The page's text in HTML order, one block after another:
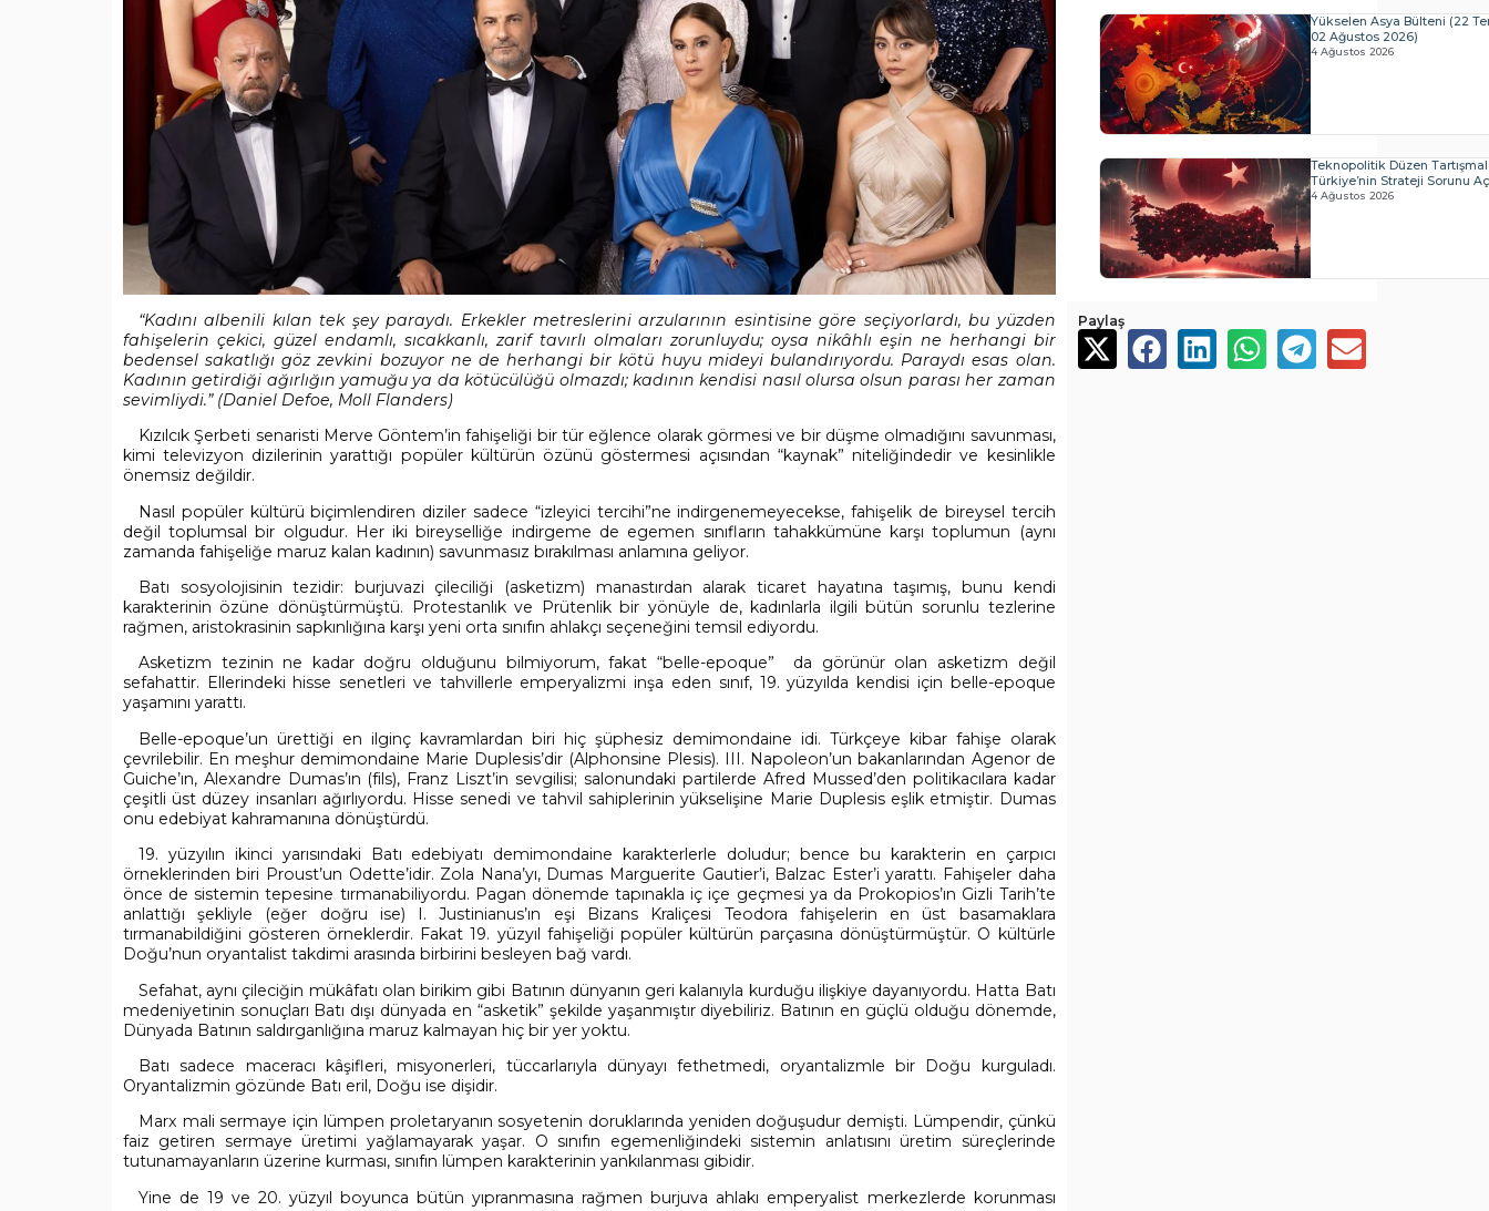
“Kadını albenili kılan tek şey paraydı. Erkekler metreslerini arzularının esintisine göre seçiyorlardı, bu yüzden
fahişelerin çekici, güzel endamlı, sıcakkanlı, zarif tavırlı olmaları zorunluydu; oysa nikâhlı eşin ne herhangi bir
bedensel sakatlığı göz zevkini bozuyor ne de herhangi bir kötü huyu mideyi bulandırıyordu. Paraydı esas olan.
Kadının getirdiği ağırlığın yamuğu ya da kötücülüğü olmazdı; kadının kendisi nasıl olursa olsun parası her zaman
sevimliydi.” (Daniel Defoe, Moll Flanders)
Kızılcık Şerbeti senaristi Merve Göntem’in fahişeliği bir tür eğlence olarak görmesi ve bir düşme olmadığını savunması,
kimi televizyon dizilerinin yarattığı popüler kültürün özünü göstermesi açısından “kaynak” niteliğindedir ve kesinlikle
önemsiz değildir.
Nasıl popüler kültürü biçimlendiren diziler sadece “izleyici tercihi”ne indirgenemeyecekse, fahişelik de bireysel tercih
değil toplumsal bir olgudur. Her iki bireyselliğe indirgeme de egemen sınıfların tahakkümüne karşı toplumun (aynı
zamanda fahişeliğe maruz kalan kadının) savunmasız bırakılması anlamına geliyor.
Batı sosyolojisinin tezidir: burjuvazi çileciliği (asketizm) manastırdan alarak ticaret hayatına taşımış, bunu kendi
karakterinin özüne dönüştürmüştü. Protestanlık ve Prütenlik bir yönüyle de, kadınlarla ilgili bütün sorunlu tezlerine
rağmen, aristokrasinin sapkınlığına karşı yeni orta sınıfın ahlakçı seçeneğini temsil ediyordu.
Asketizm tezinin ne kadar doğru olduğunu bilmiyorum, fakat “belle-epoque” da görünür olan asketizm değil
sefahattir. Ellerindeki hisse senetleri ve tahvillerle emperyalizmi inşa eden sınıf, 19. yüzyılda kendisi için belle-epoque
yaşamını yarattı.
Belle-epoque’un ürettiği en ilginç kavramlardan biri hiç şüphesiz demimondaine idi. Türkçeye kibar fahişe olarak
çevrilebilir. En meşhur demimondaine Marie Duplesis’dir (Alphonsine Plesis). III. Napoleon’un bakanlarından Agenor de
Guiche’ın, Alexandre Dumas’ın (fils), Franz Liszt’in sevgilisi; salonundaki partilerde Afred Mussed’den politikacılara kadar
çeşitli üst düzey insanları ağırlıyordu. Hisse senedi ve tahvil sahiplerinin yükselişine Marie Duplesis eşlik etmiştir. Dumas
onu edebiyat kahramanına dönüştürdü.
19. yüzyılın ikinci yarısındaki Batı edebiyatı demimondaine karakterlerle doludur; bence bu karakterin en çarpıcı
örneklerinden biri Proust’un Odette’idir. Zola Nana’yı, Dumas Marguerite Gautier’i, Balzac Ester’i yarattı. Fahişeler daha
önce de sistemin tepesine tırmanabiliyordu. Pagan dönemde tapınakla iç içe geçmesi ya da Prokopios’ın Gizli Tarih’te
anlattığı şekliyle (eğer doğru ise) I. Justinianus’ın eşi Bizans Kraliçesi Teodora fahişelerin en üst basamaklara
tırmanabildiğini gösteren örneklerdir. Fakat 19. yüzyıl fahişeliği popüler kültürün parçasına dönüştürmüştür. O kültürle
Doğu’nun oryantalist takdimi arasında birbirini besleyen bağ vardı.
Sefahat, aynı çileciğin mükâfatı olan birikim gibi Batının dünyanın geri kalanıyla kurduğu ilişkiye dayanıyordu. Hatta Batı
medeniyetinin sonuçları Batı dışı dünyada en “asketik” şekilde yaşanmıştır diyebiliriz. Batının en güçlü olduğu dönemde,
Dünyada Batının saldırganlığına maruz kalmayan hiç bir yer yoktu.
Batı sadece maceracı kâşifleri, misyonerleri, tüccarlarıyla dünyayı fethetmedi, oryantalizmle bir Doğu kurguladı.
Oryantalizmin gözünde Batı eril, Doğu ise dişidir.
Marx mali sermaye için lümpen proletaryanın sosyetenin doruklarında yeniden doğuşudur demişti. Lümpendir, çünkü
faiz getiren sermaye üretimi yağlamayarak yaşar. O sınıfın egemenliğindeki sistemin anlatısını üretim süreçlerinde
tutunamayanların üzerine kurması, sınıfın lümpen karakterinin yankılanması gibidir.
Yine de 19 ve 20. yüzyıl boyunca bütün yıpranmasına rağmen burjuva ahlakı emperyalist merkezlerde korunması
Yükselen Asya Bülteni (22
02 Ağustos 2026)
4 Ağustos 2026
Teknopolitik Düzen
Türkiye’nin Strateji Sorunu
4 Ağustos 2026
Paylaş